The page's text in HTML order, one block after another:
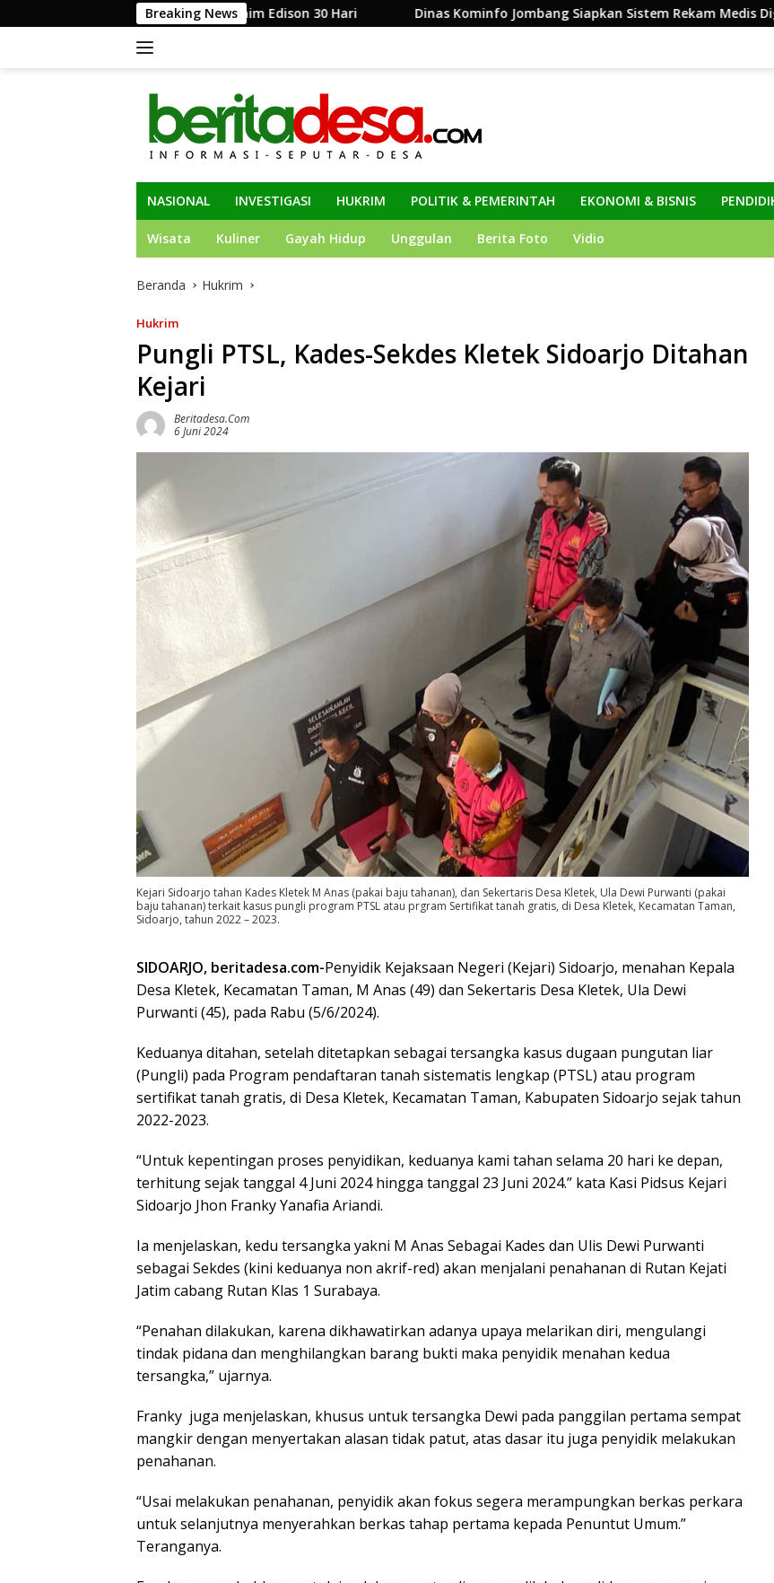
ke
Breaking News
Bupati Muara Enim Edison 30 Hari Dinas Kominfo Jombang Siapkan Sistem Rekam Medis Digital dan Wifi
NASIONAL INVESTIGASI HUKRIM POLITIK & PEMERINTAH EKONOMI & BISNIS
Wisata Kuliner Gayah Hidup Unggulan Berita Foto Vidio
Beranda Hukrim
Hukrim
Pungli PTSL, Kades-Sekdes Kletek Sidoarjo Ditahan
Kejari
Beritadesa.com
6 Juni 2024
Kejari Sidoarjo tahan Kades Kletek M Anas (pakai baju tahanan), dan Sekertaris Desa Kletek, Ula Dewi Purwanti (pakai
baju tahanan) terkait kasus pungli program PTSL atau prgram Sertifikat tanah gratis, di Desa Kletek, Kecamatan Taman,
Sidoarjo, tahun 2022 – 2023.
SIDOARJO, beritadesa.com-Penyidik Kejaksaan Negeri (Kejari) Sidoarjo, menahan Kepala
Desa Kletek, Kecamatan Taman, M Anas (49) dan Sekertaris Desa Kletek, Ula Dewi
Purwanti (45), pada Rabu (5/6/2024).
Keduanya ditahan, setelah ditetapkan sebagai tersangka kasus dugaan pungutan liar
(Pungli) pada Program pendaftaran tanah sistematis lengkap (PTSL) atau program
sertifikat tanah gratis, di Desa Kletek, Kecamatan Taman, Kabupaten Sidoarjo sejak tahun
2022-2023.
“Untuk kepentingan proses penyidikan, keduanya kami tahan selama 20 hari ke depan,
terhitung sejak tanggal 4 Juni 2024 hingga tanggal 23 Juni 2024.” kata Kasi Pidsus Kejari
Sidoarjo Jhon Franky Yanafia Ariandi.
Ia menjelaskan, kedu tersangka yakni M Anas Sebagai Kades dan Ulis Dewi Purwanti
sebagai Sekdes (kini keduanya non akrif-red) akan menjalani penahanan di Rutan Kejati
Jatim cabang Rutan Klas 1 Surabaya.
“Penahan dilakukan, karena dikhawatirkan adanya upaya melarikan diri, mengulangi
tindak pidana dan menghilangkan barang bukti maka penyidik menahan kedua
tersangka,” ujarnya.
Franky juga menjelaskan, khusus untuk tersangka Dewi pada panggilan pertama sempat
mangkir dengan menyertakan alasan tidak patut, atas dasar itu juga penyidik melakukan
penahanan.
“Usai melakukan penahanan, penyidik akan fokus segera merampungkan berkas perkara
untuk selanjutnya menyerahkan berkas tahap pertama kepada Penuntut Umum.”
Teranganya.